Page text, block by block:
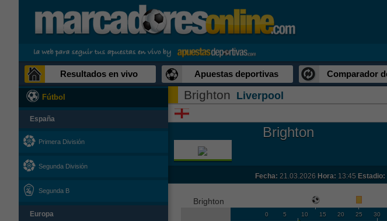
Resultados en vivo Apuestas deportivas Comparador
Fútbol
España
Primera División
Segunda División
Segunda B
Europa
Brighton Liverpool
Brighton
Fecha: 21.03.2026 Hora: 13:45 Estadio:
Brighton
0 5 10 15 20 25 30